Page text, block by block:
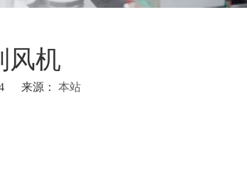
风机
来源： 本站